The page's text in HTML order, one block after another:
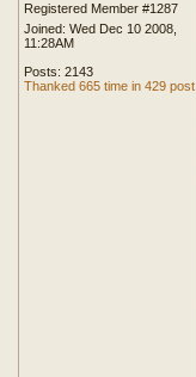
Registered Member #1287
Joined: Wed Dec 10 2008,
11:28AM
Posts: 2143
Thanked 665 time in 429 post